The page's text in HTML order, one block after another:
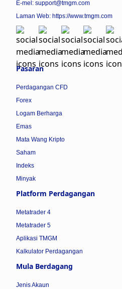
E-mel: support@tmgm.com
Laman Web: https://www.tmgm.com
Pasaran
Perdagangan CFD
Forex
Logam Berharga
Emas
Mata Wang Kripto
Saham
Indeks
Minyak
Platform Perdagangan
Metatrader 4
Metatrader 5
Aplikasi TMGM
Kalkulator Perdagangan
Mula Berdagang
Jenis Akaun